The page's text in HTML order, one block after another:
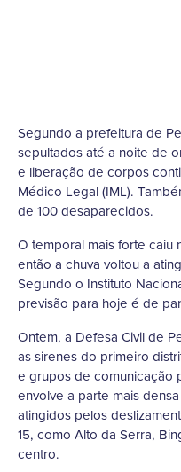
Segundo a prefeitura de
sepultados até a noite de
e liberação de corpos
Médico Legal (IML).
de 100 desaparecidos.
O temporal mais forte caiu
então a chuva voltou a
Segundo o Instituto
previsão para hoje é de
Ontem, a Defesa Civil de
as sirenes do primeiro
e grupos de comunicação
envolve a parte mais
atingidos pelos
15, como Alto da Serra,
centro.